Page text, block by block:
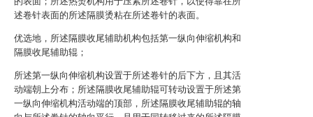
述卷针表面的所述隔膜烫粘在所述卷针的表面。
优选地，所述隔膜收尾辅助机构包括第一纵向伸缩机构和
隔膜收尾辅助辊；
所述第一纵向伸缩机构设置于所述卷针的后下方，且其活
动端朝上分布；所述隔膜收尾辅助辊可转动设置于所述第
一纵向伸缩机构活动端的顶部，所述隔膜收尾辅助辊的轴